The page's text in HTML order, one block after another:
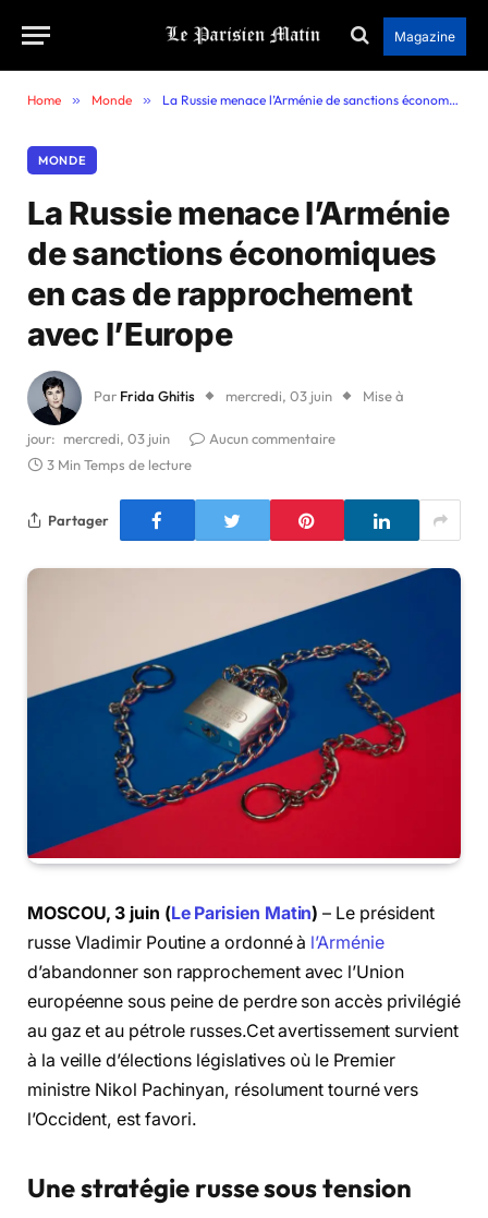
Magazine
Home » Monde » La Russie menace l’Arménie de sanctions économiques en cas de rapprochement avec l’Europe
MONDE
La Russie menace l’Arménie
de sanctions économiques
en cas de rapprochement
avec l’Europe
Par Frida Ghitis mercredi, 03 juin Mise à
jour: mercredi, 03 juin
Aucun commentaire
3 Min Temps de lecture
Partager
MOSCOU, 3 juin (Le Parisien Matin) – Le président
russe Vladimir Poutine a ordonné à l’Arménie
d’abandonner son rapprochement avec l’Union
européenne sous peine de perdre son accès privilégié
au gaz et au pétrole russes.Cet avertissement survient
à la veille d’élections législatives où le Premier
ministre Nikol Pachinyan, résolument tourné vers
l’Occident, est favori.
Une stratégie russe sous tension